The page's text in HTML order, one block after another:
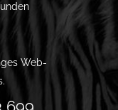
Web-